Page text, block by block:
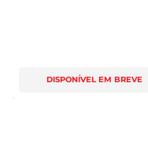
DISPONÍVEL EM BREVE